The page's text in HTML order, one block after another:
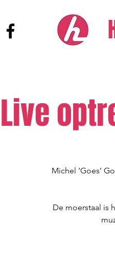
Live
Michel ’Goes’
De moerstaal is